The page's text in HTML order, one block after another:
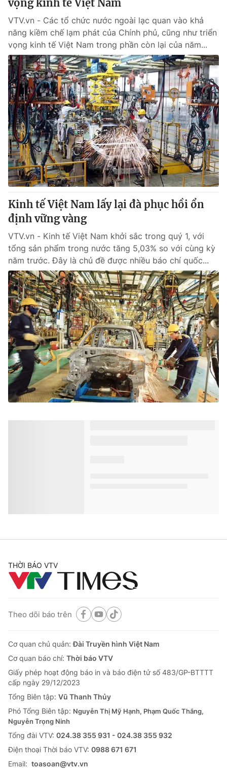
vọng kinh tế Việt Nam
VTV.vn - Các tổ chức nước ngoài lạc quan vào khả
năng kiềm chế lạm phát của Chính phủ, cũng như triển
vọng kinh tế Việt Nam trong phần còn lại của năm...
Kinh tế Việt Nam lấy lại đà phục hồi ổn
định vững vàng
VTV.vn - Kinh tế Việt Nam khởi sắc trong quý 1, với
tổng sản phẩm trong nước tăng 5,03% so với cùng kỳ
năm trước. Đây là chủ đề được nhiều báo chí quốc...
Standard Chartered dự báo GDP Việt Nam
động thế nào đến kinh tế Việt Nam?
VTV.vn - Để tận dụng gói kích thích 1.900 tỷ USD của
Mỹ và đạt được mức tăng trưởng GDP 6,5 - 7%, Việt
Nam buộc phải tăng cường xuất khẩu.